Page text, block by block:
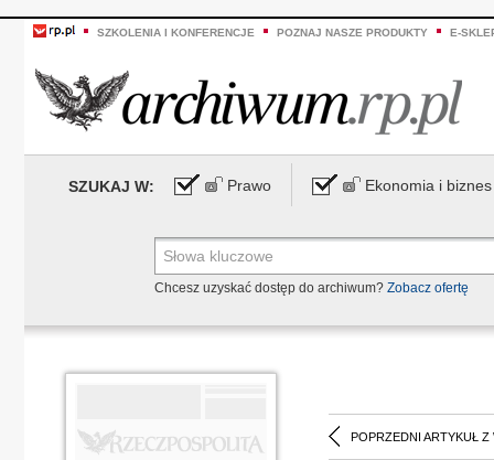
SZKOLENIA I KONFERENCJE POZNAJ NASZE PRODUKTY E-
SZUKAJ W: Prawo Ekonomia i biznes
Chcesz uzyskać dostęp do archiwum? Zobacz ofertę
POPRZEDNI ARTYKUŁ Z